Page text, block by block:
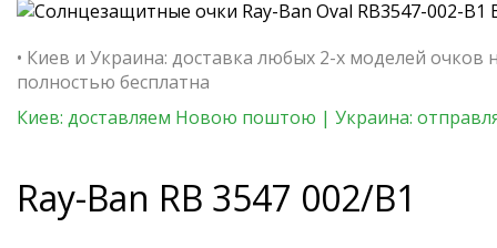
• Киев и Украина: доставка любых 2-х моделей очков
полностью бесплатна
Киев: доставляем Новою поштою | Украина:
Ray-Ban RB 3547 002/B1